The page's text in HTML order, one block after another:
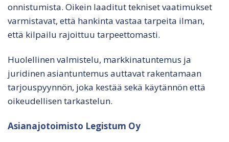
onnistumista. Oikein laaditut tekniset vaatimukset
varmistavat, että hankinta vastaa tarpeita ilman,
että kilpailu rajoittuu tarpeettomasti.
Huolellinen valmistelu, markkinatuntemus ja
juridinen asiantuntemus auttavat rakentamaan
tarjouspyynnön, joka kestää sekä käytännön että
oikeudellisen tarkastelun.
Asianajotoimisto Legistum Oy